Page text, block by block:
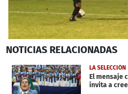
seconds
1
minute,
26
seconds
NOTICIAS RELACIONADAS
LA SELECCIÓN
El mensaje
invita a